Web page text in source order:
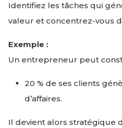
Identifiez les tâches qui
valeur et concentrez-vous
Exemple :
Un entrepreneur peut
20 % de ses clients
d’affaires.
Il devient alors stratégique